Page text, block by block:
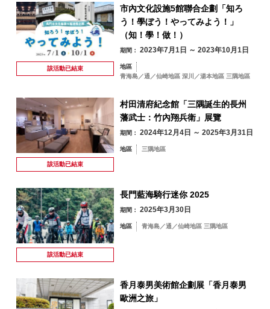
該活動已結束
市內文化設施5館聯合企劃「知ろ
う！學ぼう！やってみよう！」
（知！學！做！）
期間： 2023年7月1日 ～ 2023年10月1日
地區
青海島／通／仙崎地區 深川／湯本地區 三隅地區
該活動已結束
村田清府紀念館「三隅誕生的長州
藩武士：竹內翔兵衛」展覽
期間： 2024年12月4日 ～ 2025年3月31日
地區 三隅地區
該活動已結束
長門藍海騎行迷你 2025
期間： 2025年3月30日
地區 青海島／通／仙崎地區 三隅地區
香月泰男美術館企劃展「香月泰男
歐洲之旅」